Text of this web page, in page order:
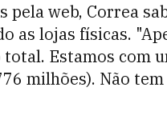
pela web, Correa
as lojas físicas.
Estamos com
milhões). Não